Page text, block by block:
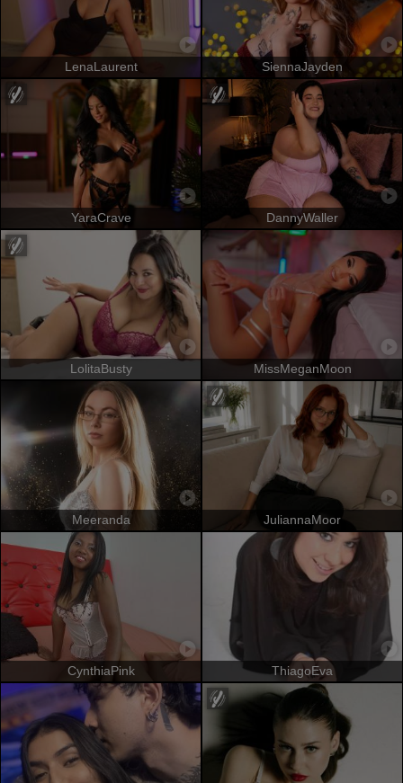
LenaLaurent SiennaJayden
YaraCrave DannyWaller
LolitaBusty MissMeganMoon
Meeranda JuliannaMoor
CynthiaPink ThiagoEva